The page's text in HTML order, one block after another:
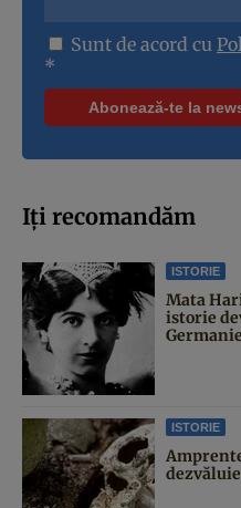
Sunt de acord cu
*
Iți recomandăm
ISTORIE
Mata
istorie
ISTORIE